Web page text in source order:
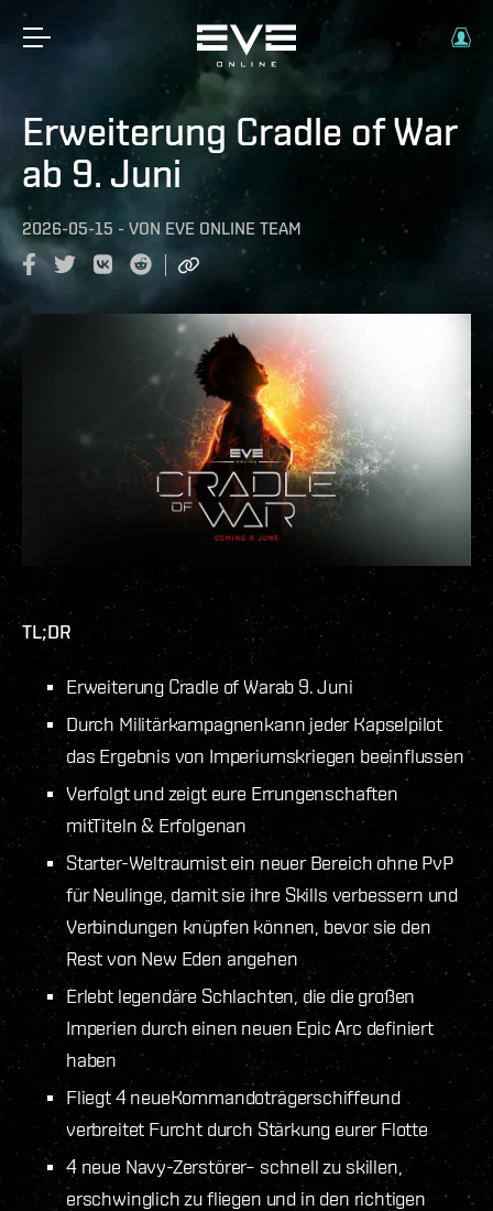
Erweiterung Cradle of War
ab 9. Juni
2026-05-15 - VON EVE ONLINE TEAM
TL;DR
Erweiterung Cradle of Warab 9. Juni
Durch Militärkampagnenkann jeder Kapselpilot
das Ergebnis von Imperiumskriegen beeinflussen
Verfolgt und zeigt eure Errungenschaften
mitTiteln & Erfolgenan
Starter-Weltraumist ein neuer Bereich ohne PvP
für Neulinge, damit sie ihre Skills verbessern und
Verbindungen knüpfen können, bevor sie den
Rest von New Eden angehen
Erlebt legendäre Schlachten, die die großen
Imperien durch einen neuen Epic Arc definiert
haben
Fliegt 4 neueKommandoträgerschiffeund
verbreitet Furcht durch Stärkung eurer Flotte
4 neue Navy-Zerstörer– schnell zu skillen,
erschwinglich zu fliegen und in den richtigen